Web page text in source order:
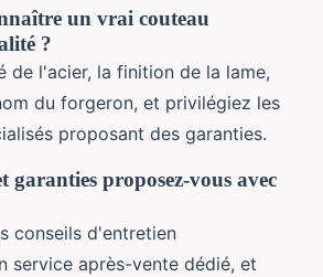
un vrai couteau
?
de l'acier, la finition de la lame,
du forgeron, et privilégiez les
proposant des garanties.
garanties proposez-vous avec
conseils d'entretien
service après-vente dédié, et